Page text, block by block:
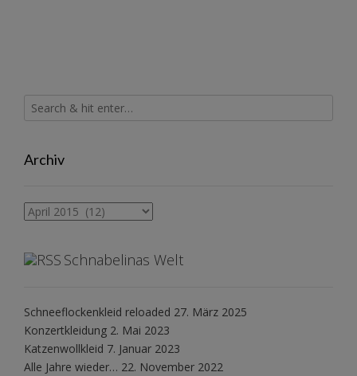
Archiv
Archiv
Schnabelinas Welt
Schneeflockenkleid reloaded 27. März 2025
Konzertkleidung 2. Mai 2023
Katzenwollkleid 7. Januar 2023
Alle Jahre wieder… 22. November 2022